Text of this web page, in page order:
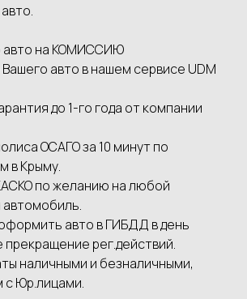
авто на КОМИССИЮ
авто в нашем сервисе UDМ
до 1-го года от компании
ОСАГО за 10 минут по
в Крыму.
по желанию на любой
авто в ГИБДД в день
прекращение рег.действий.
наличными и безналичными,
с Юр.лицами.